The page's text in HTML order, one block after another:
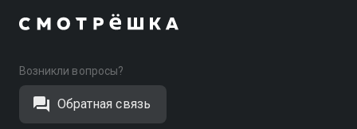
Возникли вопросы?
Обратная связь